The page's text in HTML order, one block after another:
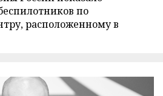
по
расположенному в